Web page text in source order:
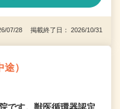
07/28 掲載終了日： 2026/10/31
）